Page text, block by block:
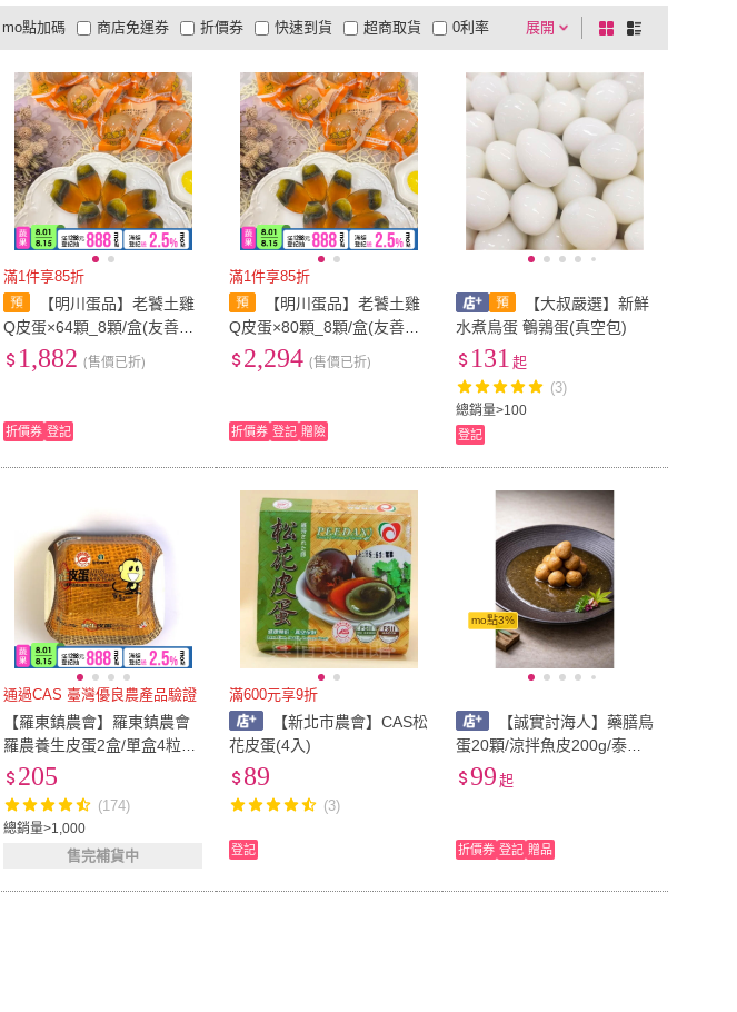
展開
折價券
有影片
商品有量 電視購物
mo點加碼 快速到貨 超商取貨
低溫宅配
大家電安心配
大家電快配
定期配/分次配
商店免運券 0利率
貨到付款 超商付款
5
及以上 3 及以上 及以上 1 及以上
棋
盤
式
列
滿1件享85折
【明川蛋品】老饕土雞
Q皮蛋×64顆_8顆/盒(友善平
飼*非籠養*超Q彈土雞皮蛋)
1,882 (售價已折)
折價券 登記
滿1件享85折
【明川蛋品】老饕土雞
Q皮蛋×80顆_8顆/盒(友善平
飼*非籠養*超Q彈土雞皮蛋)
2,294 (售價已折)
折價券 登記 贈險
【大叔嚴選】新鮮
水煮鳥蛋 鵪鶉蛋(真空包)
總銷量>100
131 起
(3)
登記
通過CAS 臺灣優良農產品驗證
【羅東鎮農會】羅東鎮農會
羅農養生皮蛋2盒/單盒4粒入
(皮蛋)
總銷量>1,000
205
(174)
售完補貨中
滿600元享9折
【新北市農會】CAS松
花皮蛋(4入)
89
(3)
登記
mo點3%
【誠實討海人】藥膳鳥
蛋20顆/涼拌魚皮200g/泰式
海香菇300g
99 起
折價券 登記 贈品